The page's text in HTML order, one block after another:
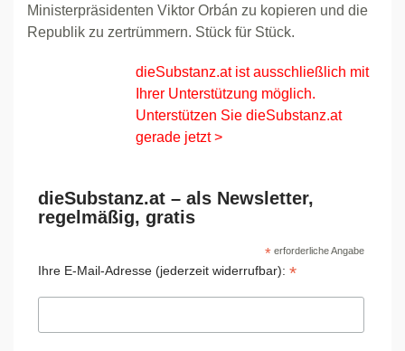
Ministerpräsidenten Viktor Orbán zu kopieren und die
Republik zu zertrümmern. Stück für Stück.
dieSubstanz.at ist ausschließlich mit
Ihrer Unterstützung möglich.
Unterstützen Sie dieSubstanz.at
gerade jetzt >
dieSubstanz.at – als Newsletter,
regelmäßig, gratis
*erforderliche Angabe
Ihre E-Mail-Adresse (jederzeit widerrufbar): *